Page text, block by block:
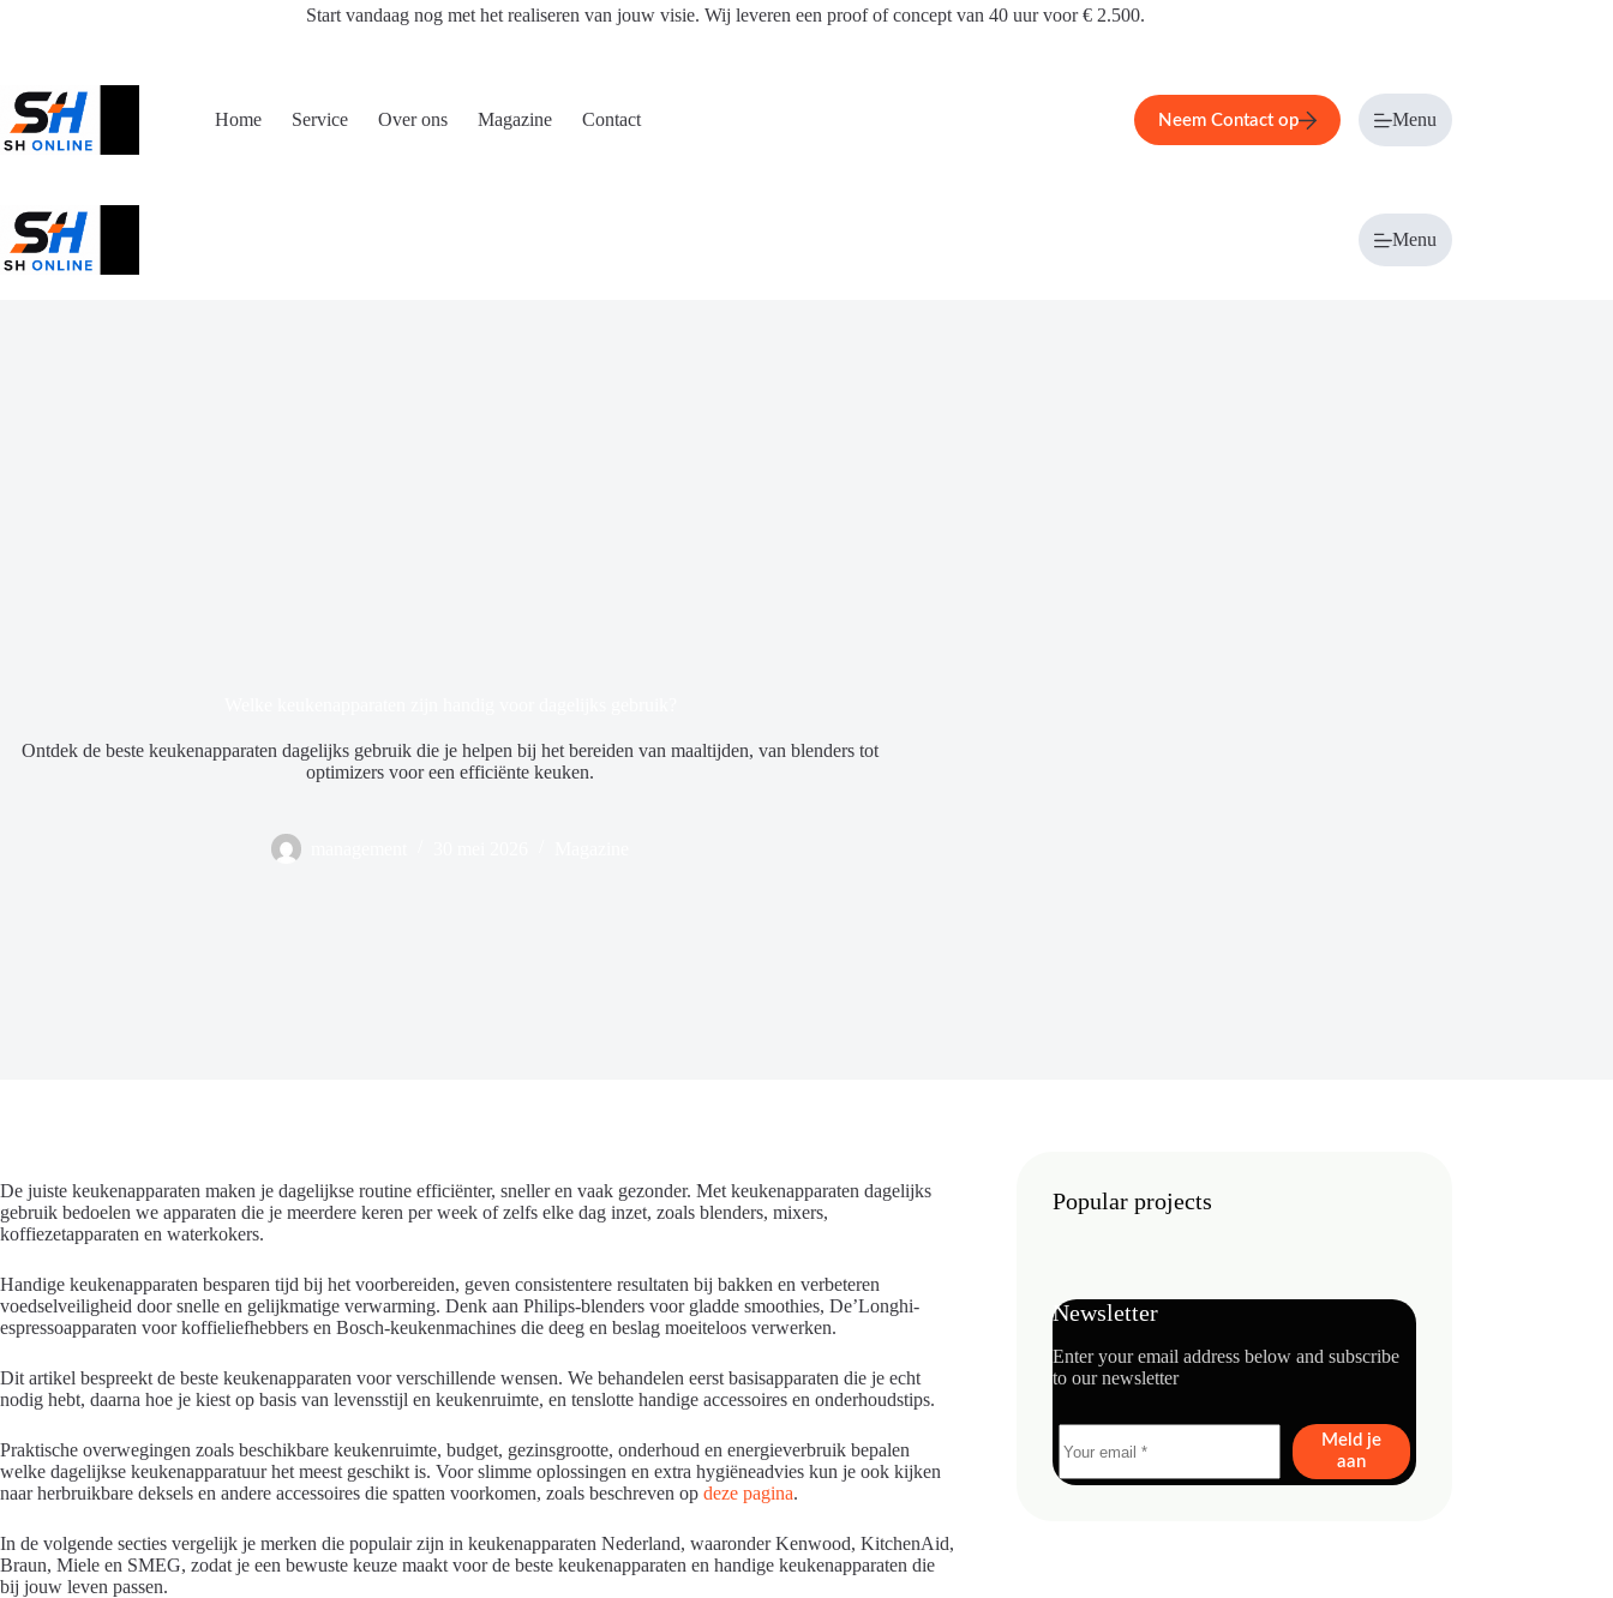
Start vandaag nog met het realiseren van jouw visie. Wij leveren een proof of concept van 40 uur voor € 2.500.
Home Service Over ons Magazine Contact Neem Contact op Menu
Menu
Ontdek de beste keukenapparaten dagelijks gebruik die je helpen bij het bereiden van maaltijden, van blenders tot
optimizers voor een efficiënte keuken.
De juiste keukenapparaten maken je dagelijkse routine efficiënter, sneller en vaak gezonder. Met keukenapparaten dagelijks
gebruik bedoelen we apparaten die je meerdere keren per week of zelfs elke dag inzet, zoals blenders, mixers,
koffiezetapparaten en waterkokers.
Handige keukenapparaten besparen tijd bij het voorbereiden, geven consistentere resultaten bij bakken en verbeteren
voedselveiligheid door snelle en gelijkmatige verwarming. Denk aan Philips-blenders voor gladde smoothies, De’Longhi-
espressoapparaten voor koffieliefhebbers en Bosch-keukenmachines die deeg en beslag moeiteloos verwerken.
Dit artikel bespreekt de beste keukenapparaten voor verschillende wensen. We behandelen eerst basisapparaten die je echt
nodig hebt, daarna hoe je kiest op basis van levensstijl en keukenruimte, en tenslotte handige accessoires en onderhoudstips.
Praktische overwegingen zoals beschikbare keukenruimte, budget, gezinsgrootte, onderhoud en energieverbruik bepalen
welke dagelijkse keukenapparatuur het meest geschikt is. Voor slimme oplossingen en extra hygiëneadvies kun je ook kijken
naar herbruikbare deksels en andere accessoires die spatten voorkomen, zoals beschreven op deze pagina.
In de volgende secties vergelijk je merken die populair zijn in keukenapparaten Nederland, waaronder Kenwood, KitchenAid,
Braun, Miele en SMEG, zodat je een bewuste keuze maakt voor de beste keukenapparaten en handige keukenapparaten die
bij jouw leven passen.
Popular projects
Newsletter
Enter your email address below and subscribe
to our newsletter
Meld je
aan